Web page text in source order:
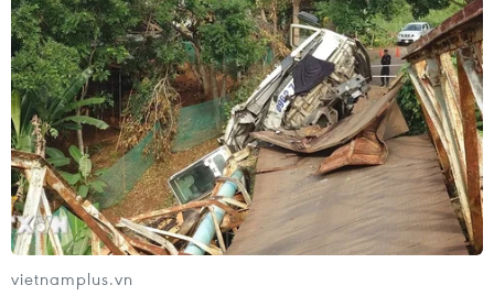
vietnamplus.vn